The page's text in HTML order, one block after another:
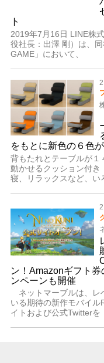
ト
2019年7月16日 LINE株
役社長：出澤 剛）は、
GAME」において、
をもとに新色の６色
背もたれとテーブルが１
動かせるクッション付
寝、リラックスなど、い
ン！Amazonギフト
ンペーンも開催
ネットマーブルは、レ
いる期待の新作モバイ
イトおよび公式Twitterを